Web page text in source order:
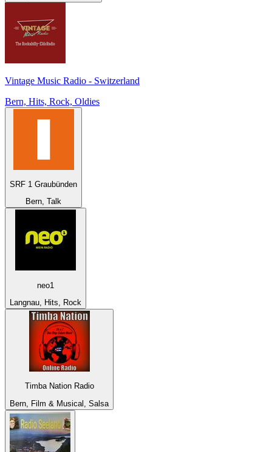
Vintage Music Radio - Switzerland
Bern, Hits, Rock, Oldies
SRF 1 Graubünden
Bern, Talk
neo1
Langnau, Hits, Rock
Timba Nation Radio
Bern, Film & Musical, Salsa